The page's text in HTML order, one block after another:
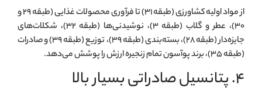
از مواد اولیه کشاورزی (طبقه ۳۱) تا فرآوری محصولات غذایی (طبقه ۲۹ و
۳۰)، عطر و گلاب (طبقه ۳)، نوشیدنی‌ها (طبقه ۳۲)، شکلات‌های
جایزه‌دار (طبقه ۲۸)، بسته‌بندی (طبقه ۳۹)، توزیع (طبقه ۳۹) و صادرات
(طبقه ۳۵)، برند پوآسون تمام زنجیره ارزش را پوشش می‌دهد.
۴. پتانسیل صادراتی بسیار بالا